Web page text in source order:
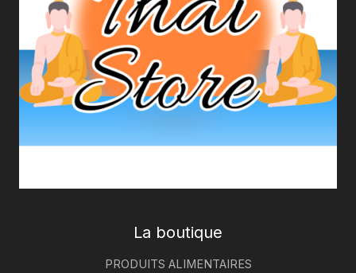
La boutique
PRODUITS ALIMENTAIRES